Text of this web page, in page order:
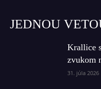
JEDNOU
Krallice
zvukom
31. júla 2026